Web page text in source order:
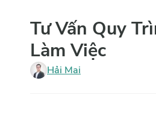
Tư Vấn Quy
Làm Việc
Hải Mai